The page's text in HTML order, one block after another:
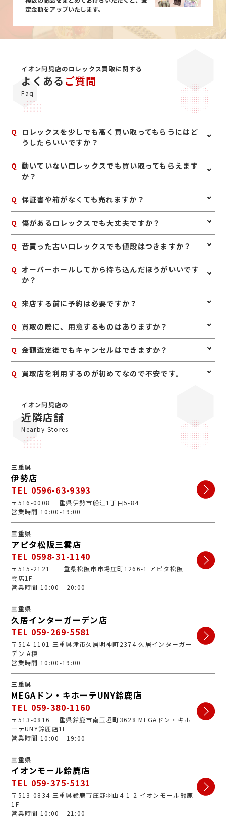
定金額をアップいたします。
イオン阿児店のロレックス買取に関する
よくある ご質問
Faq
Q
ロレックスを少しでも高く買い取ってもらうにはど
うしたらいいですか？
A ロレックスは、箱、保証書、余りコマ、冊子などの付属
品がそろっていると、査定額に良い影響が出る場合があ
モデルは中古市場での需要も高いため、使わないと思っ
た段階で早めに査定へ出すこともポイントです。
Q 動いていないロレックスでも買い取ってもらえます
か？
A はい、不動のロレックスでも査定可能です。故障や長期
す。まずはそのままの状態でご相談ください。
Q 保証書や箱がなくても売れますか？
A はい、本体のみでも査定は可能です。保証書や箱、余り
っていないロレックスがあれば、お気軽にお持ちくださ
い。
Q 傷があるロレックスでも大丈夫ですか？
A はい、傷や使用感があるロレックスでも査定可能です。
があります。無理に磨かず、そのままお持ちいただくの
がおすすめです。
Q 昔買った古いロレックスでも値段はつきますか？
A はい、古いロレックスでも人気モデルや希少性のあるも
のは高く評価される場合があります。製造年が古くても
Q オーバーホールしてから持ち込んだほうがいいです
か？
A 無理にオーバーホールや修理をしてからお持ち込みいた
がおすすめです。状態を確認したうえでご案内いたしま
す。
Q 来店する前に予約は必要ですか？
A 予約は必要ありませんのでいつでもお越しいただけます
すとスムーズにご案内できます。
Q 買取の際に、用意するものはありますか？
A はい。身分証明書(運転免許証、マイナンバーカード、
Q 金額査定後でもキャンセルはできますか？
A お値段にご満足いただけない場合は、もちろんキャンセ
Q 買取店を利用するのが初めてなので不安です。
がとうございます。ジュエルカフェは女性スタッフが中
心で、丁寧な接客・明るいお店・手数料完全無料の手軽
さで多くのお客様にご利用いただいています。ぜひ安心
してお越しくださいませ。
イオン阿児店の
近隣店舗
Nearby Stores
三重県
伊勢店
TEL 0596-63-9393
〒516-0008 三重県伊勢市船江1丁目5-84
営業時間 10:00-19:00
三重県
アピタ松阪三雲店
TEL 0598-31-1140
〒515-2121 三重県松阪市市場庄町1266-1 アピタ松阪三
雲店1F
営業時間 10:00 - 20:00
三重県
久居インターガーデン店
TEL 059-269-5581
〒514-1101 三重県津市久居明神町2374 久居インターガー
デン A棟
営業時間 10:00-19:00
三重県
MEGAドン・キホーテUNY鈴鹿店
TEL 059-380-1160
〒513-0816 三重県鈴鹿市南玉垣町3628 MEGAドン・キホ
ーテUNY鈴鹿店1F
営業時間 10:00 - 19:00
三重県
イオンモール鈴鹿店
TEL 059-375-5131
〒513-0834 三重県鈴鹿市庄野羽山4-1-2 イオンモール鈴鹿
1F
営業時間 10:00 - 21:00